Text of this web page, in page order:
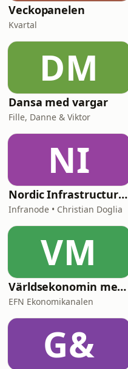
Veckopanelen
Kvartal
DM
Dansa med vargar
Fille, Danne & Viktor
NI
Nordic Infrastructure: Behind the Decisions
Infranode • Christian Doglia
VM
Världsekonomin med Katrine Kielos och Claes Måhlén
EFN Ekonomikanalen
G&